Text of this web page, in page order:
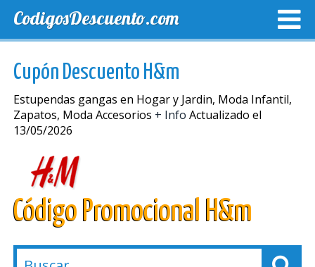
CodigosDescuento.com
Cupón Descuento H&m
Estupendas gangas en Hogar y Jardin, Moda Infantil,
Zapatos, Moda Accesorios + Info Actualizado el
13/05/2026
Código Promocional H&m